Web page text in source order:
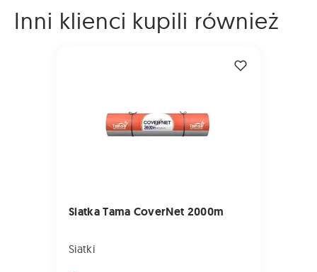
Inni klienci kupili również
Siatka Tama CoverNet 2000m
Siatki